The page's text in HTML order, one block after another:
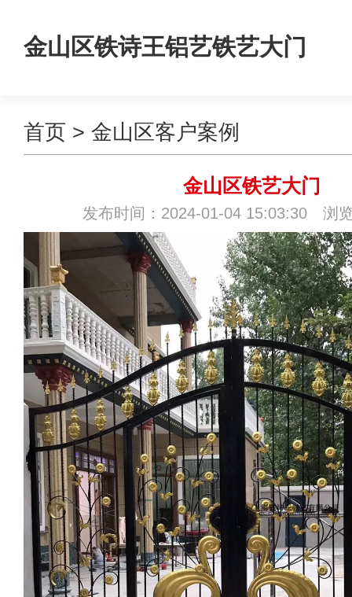
金山区铁诗王铝艺铁艺大门
首页 > 金山区客户案例
金山区铁艺大门
发布时间：2024-01-04 15:03:30 浏